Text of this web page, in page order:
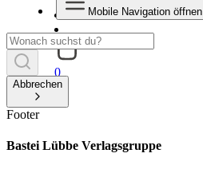
0
Mobile Navigation öffnen
Abbrechen
Footer
Bastei Lübbe Verlagsgruppe